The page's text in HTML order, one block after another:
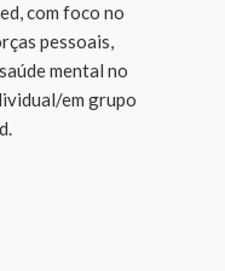
com foco no
pessoais,
mental no
em grupo